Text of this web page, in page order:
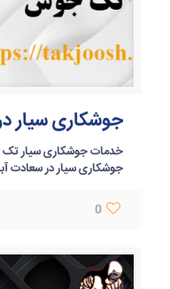
جوشکاری سیار
خدمات جوشکاری سیار تک
جوشکاری سیار در سعادت
0